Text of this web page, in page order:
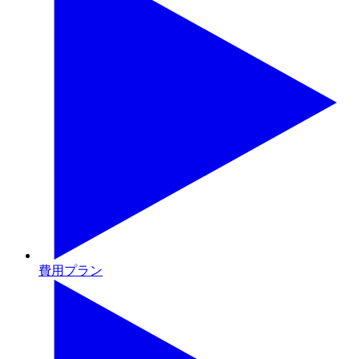
費用プラン